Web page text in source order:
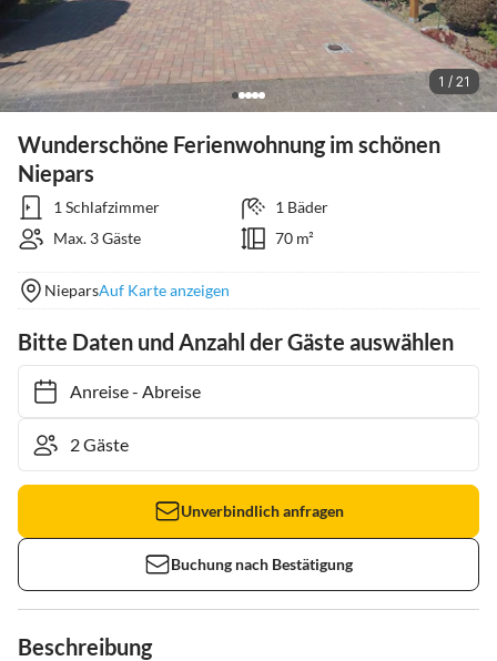
1 / 21
Wunderschöne Ferienwohnung im schönen
Niepars
1 Schlafzimmer
1 Bäder
Max. 3 Gäste
70 m²
NieparsAuf Karte anzeigen
Bitte Daten und Anzahl der Gäste auswählen
Anreise- Abreise
Unverbindlich anfragen
Buchung nach Bestätigung
Beschreibung